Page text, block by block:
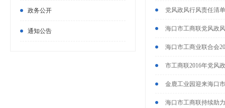
政务公开
通知公告
党风政风行风责任清单
海口市工商联党风政
海口市工商业联合会
市工商联2016年党风
金鹿工业园迎来海口
海口市工商联持续助